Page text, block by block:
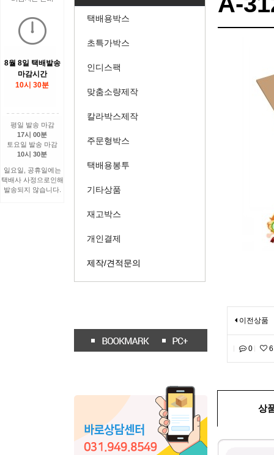
8월 8일 택배발송
마감시간
10시 30분
평일 발송 마감
17시 00분
토요일 발송 마감
10시 30분
일요일, 공휴일에는
택배사 사정으로인해
발송되지 않습니다.
택배용박스
초특가박스
인디스팩
맞춤소량제작
칼라박스제작
주문형박스
택배용봉투
기타상품
재고박스
개인결제
제작/견적문의
이전상품
0 6
상